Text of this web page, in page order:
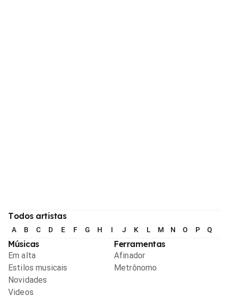
Todos artistas
A B C D E F G H I J K L M N O P Q
Músicas
Em alta
Estilos musicais
Novidades
Videos
Ferramentas
Afinador
Metrônomo